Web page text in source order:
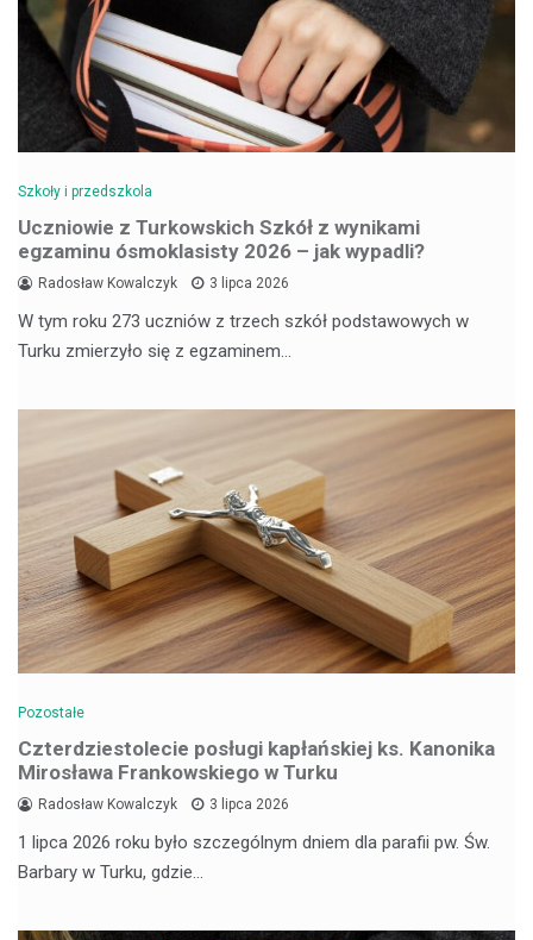
Szkoły i przedszkola
Uczniowie z Turkowskich Szkół z wynikami
egzaminu ósmoklasisty 2026 – jak wypadli?
Radosław Kowalczyk 3 lipca 2026
W tym roku 273 uczniów z trzech szkół podstawowych w
Turku zmierzyło się z egzaminem…
Pozostałe
Czterdziestolecie posługi kapłańskiej ks. Kanonika
Mirosława Frankowskiego w Turku
Radosław Kowalczyk 3 lipca 2026
1 lipca 2026 roku było szczególnym dniem dla parafii pw. Św.
Barbary w Turku, gdzie…